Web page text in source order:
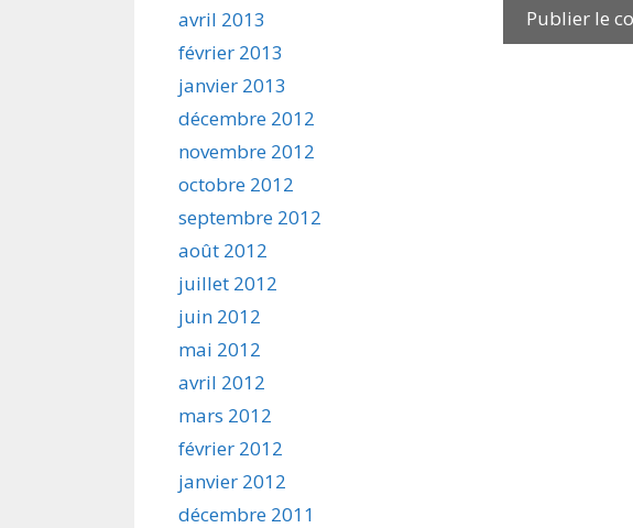
avril 2013
février 2013
janvier 2013
décembre 2012
novembre 2012
octobre 2012
septembre 2012
août 2012
juillet 2012
juin 2012
mai 2012
avril 2012
mars 2012
février 2012
janvier 2012
décembre 2011